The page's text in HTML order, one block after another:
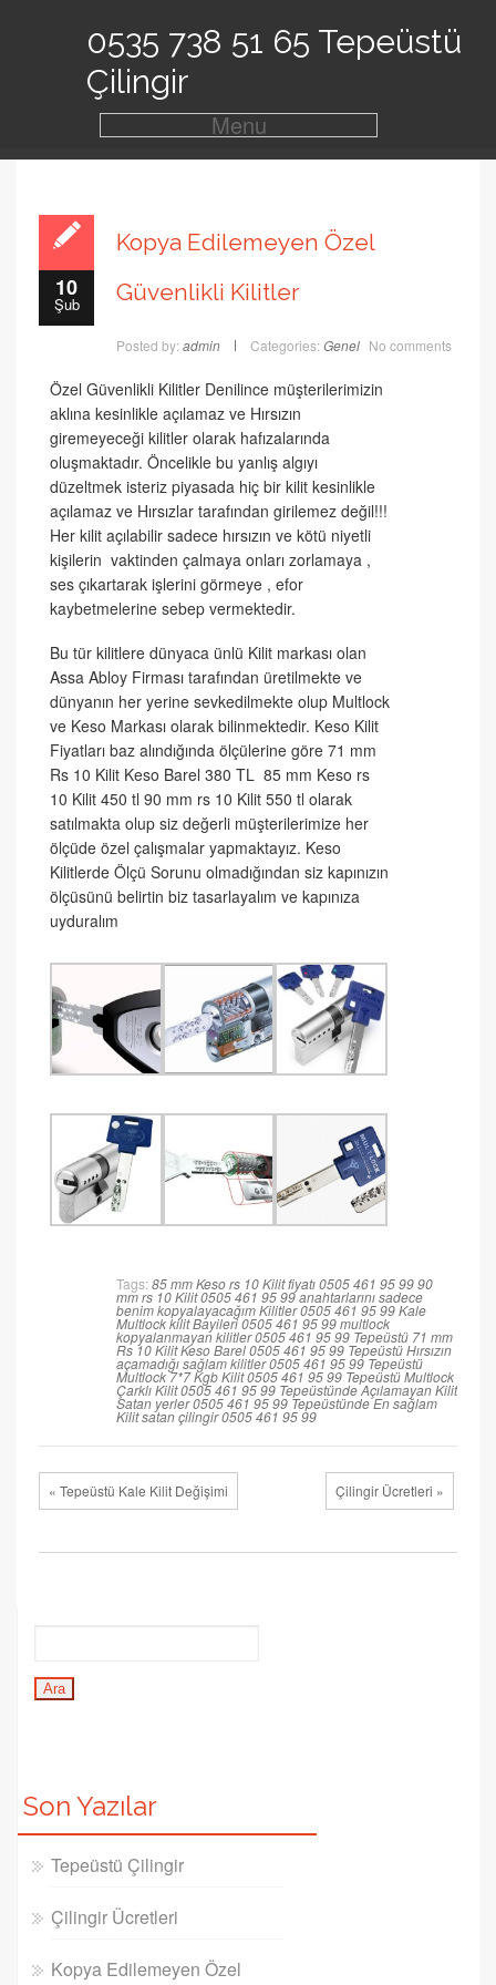
0535 738 51 65 Tepeüstü
Çilingir
Menu
10
Şub
Kopya Edilemeyen Özel
Güvenlikli Kilitler
Posted by: admin Categories: Genel No comments
Özel Güvenlikli Kilitler Denilince müşterilerimizin
aklına kesinlikle açılamaz ve Hırsızın
giremeyeceği kilitler olarak hafızalarında
oluşmaktadır. Öncelikle bu yanlış algıyı
düzeltmek isteriz piyasada hiç bir kilit kesinlikle
açılamaz ve Hırsızlar tarafından girilemez değil!!!
Her kilit açılabilir sadece hırsızın ve kötü niyetli
kişilerin vaktinden çalmaya onları zorlamaya ,
ses çıkartarak işlerini görmeye , efor
kaybetmelerine sebep vermektedir.
Bu tür kilitlere dünyaca ünlü Kilit markası olan
Assa Abloy Firması tarafından üretilmekte ve
dünyanın her yerine sevkedilmekte olup Multlock
ve Keso Markası olarak bilinmektedir. Keso Kilit
Fiyatları baz alındığında ölçülerine göre 71 mm
Rs 10 Kilit Keso Barel 380 TL 85 mm Keso rs
10 Kilit 450 tl 90 mm rs 10 Kilit 550 tl olarak
satılmakta olup siz değerli müşterilerimize her
ölçüde özel çalışmalar yapmaktayız. Keso
Kilitlerde Ölçü Sorunu olmadığından siz kapınızın
ölçüsünü belirtin biz tasarlayalım ve kapınıza
uyduralım
Tags: 85 mm Keso rs 10 Kilit fiyatı 0505 461 95 9990
mm rs 10 Kilit 0505 461 95 99anahtarlarını sadece
benim kopyalayacağım Kilitler 0505 461 95 99Kale
Multlock kilit Bayileri 0505 461 95 99multlock
kopyalanmayan kilitler 0505 461 95 99 Tepeüstü 71 mm
Rs 10 Kilit Keso Barel 0505 461 95 99 Tepeüstü Hırsızın
açamadığı sağlam kilitler 0505 461 95 99 Tepeüstü
Multlock 7*7 Kgb Kilit 0505 461 95 99 Tepeüstü Multlock
Çarklı Kilit 0505 461 95 99 Tepeüstünde Açılamayan Kilit
Satan yerler 0505 461 95 99 Tepeüstünde En sağlam
Kilit satan çilingir 0505 461 95 99
« Tepeüstü Kale Kilit Değişimi Çilingir Ücretleri »
Son Yazılar
Tepeüstü Çilingir
Çilingir Ücretleri
Kopya Edilemeyen Özel